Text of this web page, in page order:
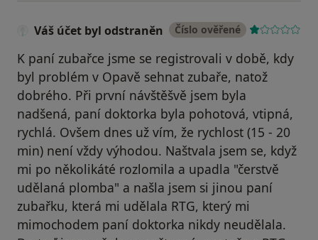
Váš účet byl odstraněn Číslo ověřené
K paní zubařce jsme se registrovali v době, kdy
byl problém v Opavě sehnat zubaře, natož
dobrého. Při první návštěšvě jsem byla
nadšená, paní doktorka byla pohotová, vtipná,
rychlá. Ovšem dnes už vím, že rychlost (15 - 20
min) není vždy výhodou. Naštvala jsem se, když
mi po několikáté rozlomila a upadla "čerstvě
udělaná plomba" a našla jsem si jinou paní
zubařku, která mi udělala RTG, který mi
mimochodem paní doktorka nikdy neudělala.